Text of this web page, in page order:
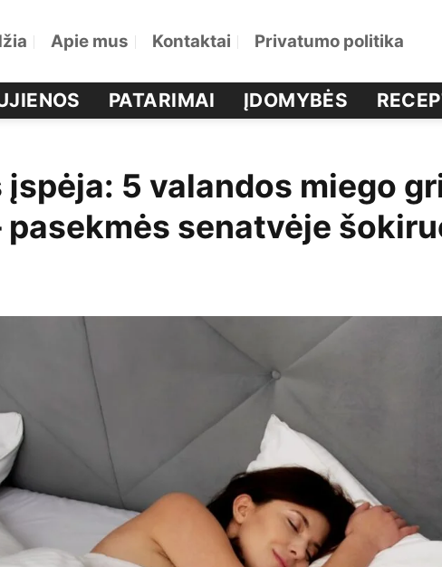
Apie mus Kontaktai Privatumo politika
PATARIMAI ĮDOMYBĖS
5 valandos miego
pasekmės senatvėje